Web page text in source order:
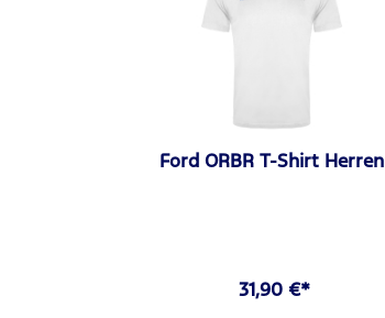
Ford ORBR T-Shirt Herren
31,90 €*